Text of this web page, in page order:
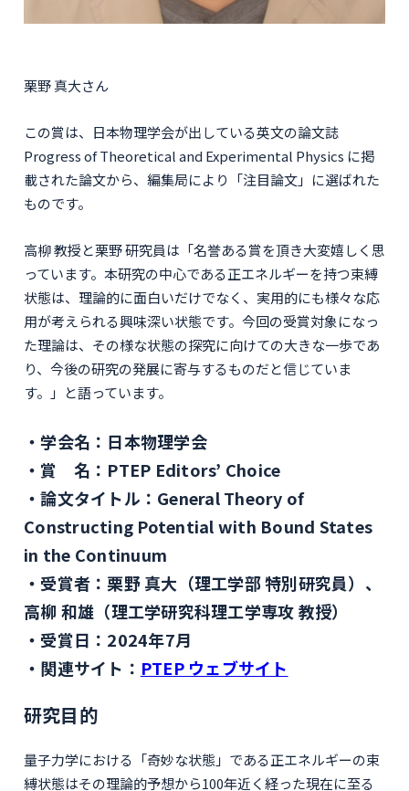
栗野 真大さん
この賞は、日本物理学会が出している英文の論文誌
Progress of Theoretical and Experimental Physics に掲
載された論文から、編集局により「注目論文」に選ばれた
ものです。
高柳 教授と栗野 研究員は「名誉ある賞を頂き大変嬉しく思
っています。本研究の中心である正エネルギーを持つ束縛
状態は、理論的に面白いだけでなく、実用的にも様々な応
用が考えられる興味深い状態です。今回の受賞対象になっ
た理論は、その様な状態の探究に向けての大きな一歩であ
り、今後の研究の発展に寄与するものだと信じていま
す。」と語っています。
学会名：日本物理学会
賞 名：PTEP Editors’ Choice
論文タイトル：General Theory of
Constructing Potential with Bound States
in the Continuum
受賞者：栗野 真大（理工学部 特別研究員）、
高柳 和雄（理工学研究科理工学専攻 教授）
受賞日：2024年7月
関連サイト： PTEP ウェブサイト
研究目的
量子力学における「奇妙な状態」である正エネルギーの束
縛状態はその理論的予想から100年近く経った現在に至る